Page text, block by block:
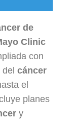
de
Clinic
con
cáncer
el
planes
y